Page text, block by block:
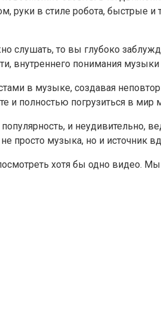
руки в стиле робота, быстрые
то вы глубоко
внутреннего понимания
в музыке, создавая
и полностью погрузиться в
и неудивительно,
просто музыка, но и
хотя бы одно видео.